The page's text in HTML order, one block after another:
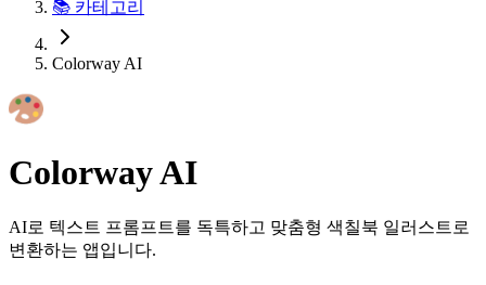
📚 카테고리
Colorway AI
Colorway AI
AI로 텍스트 프롬프트를 독특하고 맞춤형 색칠북 일러스트로
변환하는 앱입니다.